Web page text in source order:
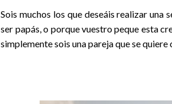
Sois muchos los que deseáis realizar una
ser papás, o porque vuestro peque esta
simplemente sois una pareja que se